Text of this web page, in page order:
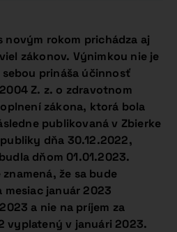
novým rokom prichádza aj
zákonov. Výnimkou nie je
prináša účinnosť
Z. z. o zdravotnom
zákona, ktorá bola
publikovaná v Zbierke
dňa 30.12.2022,
dňom 01.01.2023.
že sa bude
január 2023
a nie na príjem za
vyplatený v januári 2023.